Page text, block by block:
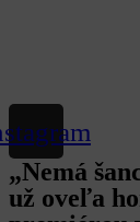
„Nemá
už oveľa